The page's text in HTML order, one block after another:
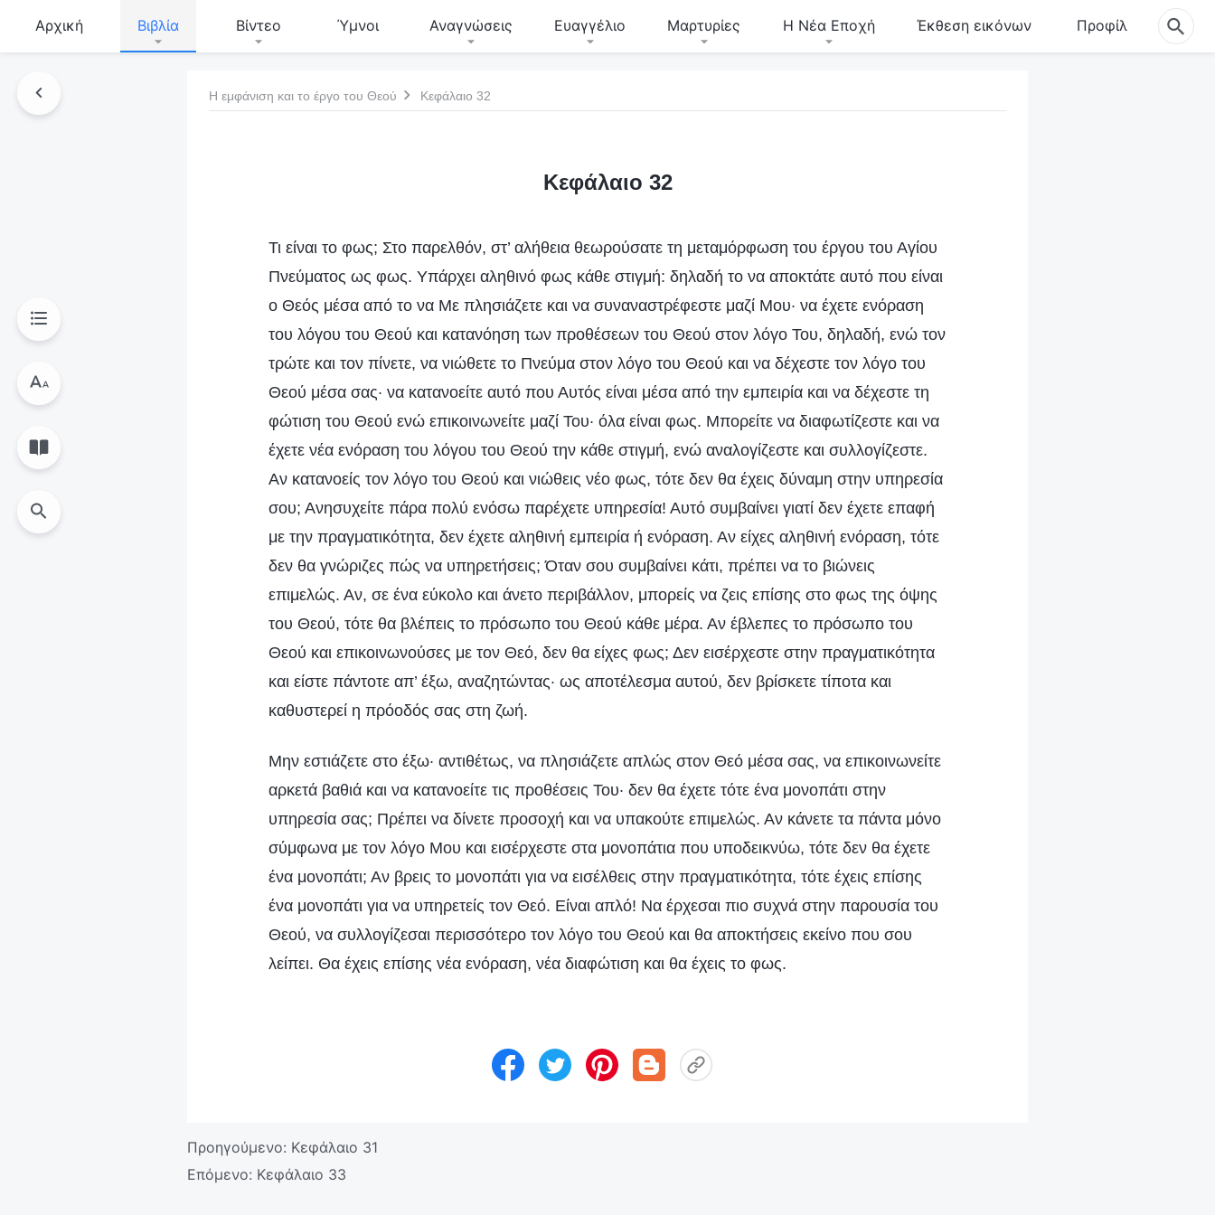
Αρχική Βιβλία Βίντεο Ύμνοι Αναγνώσεις Ευαγγέλιο Μαρτυρίες Η Νέα Εποχή Έκθεση εικόνων Προφίλ
Η εμφάνιση και το έργο του Θεού Κεφάλαιο 32
Κεφάλαιο 32
Τι είναι το φως; Στο παρελθόν, στ’ αλήθεια θεωρούσατε τη μεταμόρφωση του έργου του Αγίου
Πνεύματος ως φως. Υπάρχει αληθινό φως κάθε στιγμή: δηλαδή το να αποκτάτε αυτό που είναι
ο Θεός μέσα από το να Με πλησιάζετε και να συναναστρέφεστε μαζί Μου· να έχετε ενόραση
του λόγου του Θεού και κατανόηση των προθέσεων του Θεού στον λόγο Του, δηλαδή, ενώ τον
τρώτε και τον πίνετε, να νιώθετε το Πνεύμα στον λόγο του Θεού και να δέχεστε τον λόγο του
Θεού μέσα σας· να κατανοείτε αυτό που Αυτός είναι μέσα από την εμπειρία και να δέχεστε τη
φώτιση του Θεού ενώ επικοινωνείτε μαζί Του· όλα είναι φως. Μπορείτε να διαφωτίζεστε και να
έχετε νέα ενόραση του λόγου του Θεού την κάθε στιγμή, ενώ αναλογίζεστε και συλλογίζεστε.
Αν κατανοείς τον λόγο του Θεού και νιώθεις νέο φως, τότε δεν θα έχεις δύναμη στην υπηρεσία
σου; Ανησυχείτε πάρα πολύ ενόσω παρέχετε υπηρεσία! Αυτό συμβαίνει γιατί δεν έχετε επαφή
με την πραγματικότητα, δεν έχετε αληθινή εμπειρία ή ενόραση. Αν είχες αληθινή ενόραση, τότε
δεν θα γνώριζες πώς να υπηρετήσεις; Όταν σου συμβαίνει κάτι, πρέπει να το βιώνεις
επιμελώς. Αν, σε ένα εύκολο και άνετο περιβάλλον, μπορείς να ζεις επίσης στο φως της όψης
του Θεού, τότε θα βλέπεις το πρόσωπο του Θεού κάθε μέρα. Αν έβλεπες το πρόσωπο του
Θεού και επικοινωνούσες με τον Θεό, δεν θα είχες φως; Δεν εισέρχεστε στην πραγματικότητα
και είστε πάντοτε απ’ έξω, αναζητώντας· ως αποτέλεσμα αυτού, δεν βρίσκετε τίποτα και
καθυστερεί η πρόοδός σας στη ζωή.
Μην εστιάζετε στο έξω· αντιθέτως, να πλησιάζετε απλώς στον Θεό μέσα σας, να επικοινωνείτε
αρκετά βαθιά και να κατανοείτε τις προθέσεις Του· δεν θα έχετε τότε ένα μονοπάτι στην
υπηρεσία σας; Πρέπει να δίνετε προσοχή και να υπακούτε επιμελώς. Αν κάνετε τα πάντα μόνο
σύμφωνα με τον λόγο Μου και εισέρχεστε στα μονοπάτια που υποδεικνύω, τότε δεν θα έχετε
ένα μονοπάτι; Αν βρεις το μονοπάτι για να εισέλθεις στην πραγματικότητα, τότε έχεις επίσης
ένα μονοπάτι για να υπηρετείς τον Θεό. Είναι απλό! Να έρχεσαι πιο συχνά στην παρουσία του
Θεού, να συλλογίζεσαι περισσότερο τον λόγο του Θεού και θα αποκτήσεις εκείνο που σου
λείπει. Θα έχεις επίσης νέα ενόραση, νέα διαφώτιση και θα έχεις το φως.
Προηγούμενο: Κεφάλαιο 31
Επόμενο: Κεφάλαιο 33